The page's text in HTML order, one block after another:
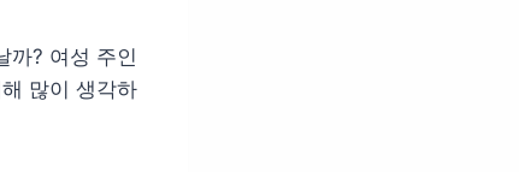
까? 여성 주인
많이 생각하